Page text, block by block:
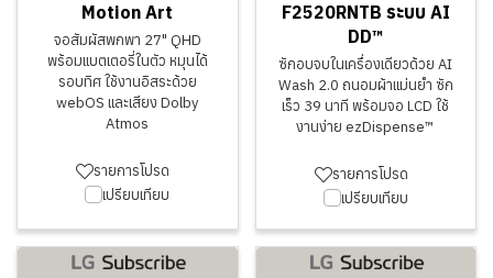
Motion Art
จอสัมผัสพกพา 27" QHD
พร้อมแบตเตอรี่ในตัว หมุนได้
รอบทิศ ใช้งานอิสระด้วย
webOS และเสียง Dolby
Atmos
รายการโปรด
เปรียบเทียบ
F2520RNTB ระบบ AI
DD™
ซักอบจบในเครื่องเดียวด้วย AI
Wash 2.0 ถนอมผ้าแม่นยำ ซัก
เร็ว 39 นาที พร้อมจอ LCD ใช้
งานง่าย ezDispense™
รายการโปรด
เปรียบเทียบ